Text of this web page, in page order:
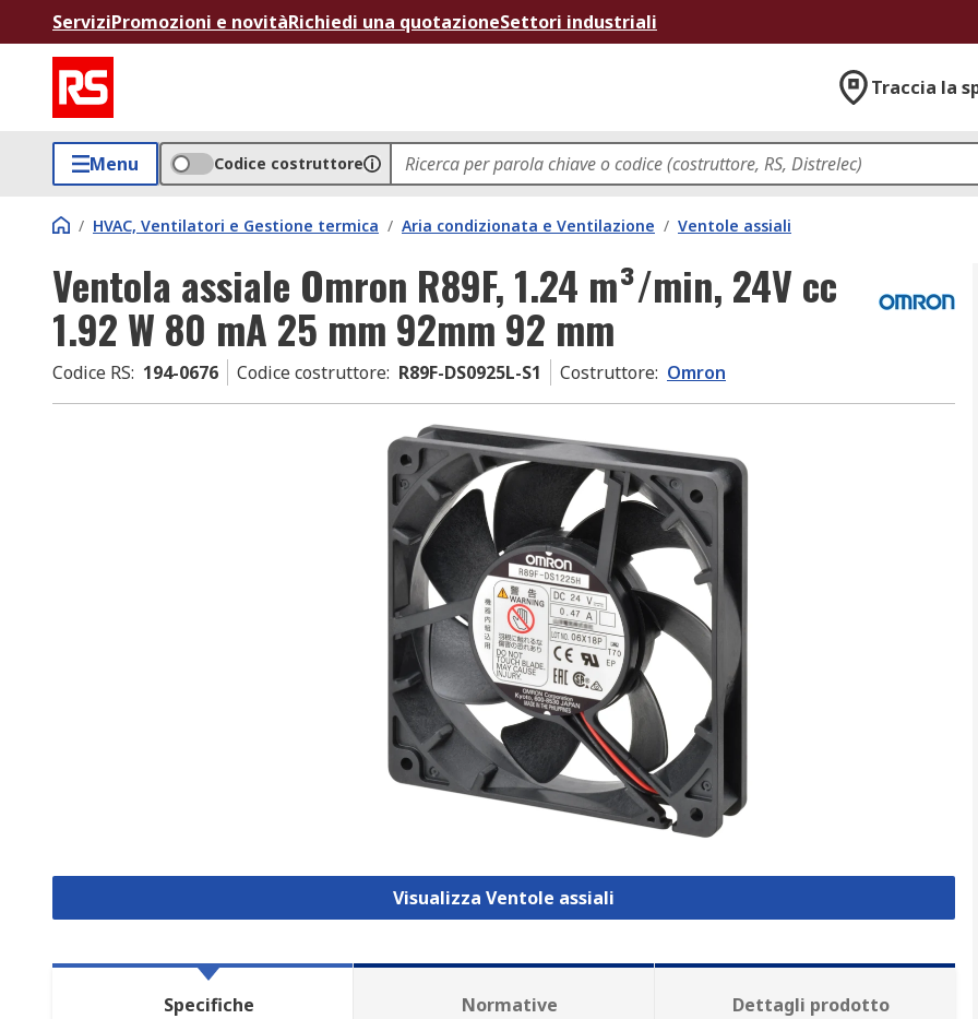
ServiziPromozioni e novitàRichiedi una quotazioneSettori industriali
Traccia la
Menu Codice costruttore
/ HVAC, Ventilatori e Gestione termica / Aria condizionata e Ventilazione / Ventole assiali
Ventola assiale Omron R89F, 1.24 m³/min, 24V cc
1.92 W 80 mA 25 mm 92mm 92 mm
Codice RS: 194-0676 Codice costruttore: R89F-DS0925L-S1 Costruttore: Omron
Visualizza Ventole assiali
Specifiche Normative Dettagli prodotto